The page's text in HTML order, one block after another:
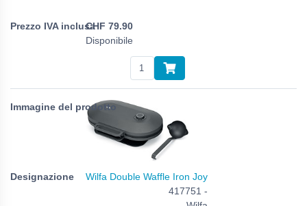
CHF 79.90
Disponibile
Wilfa Double Waffle Iron Joy
417751 -